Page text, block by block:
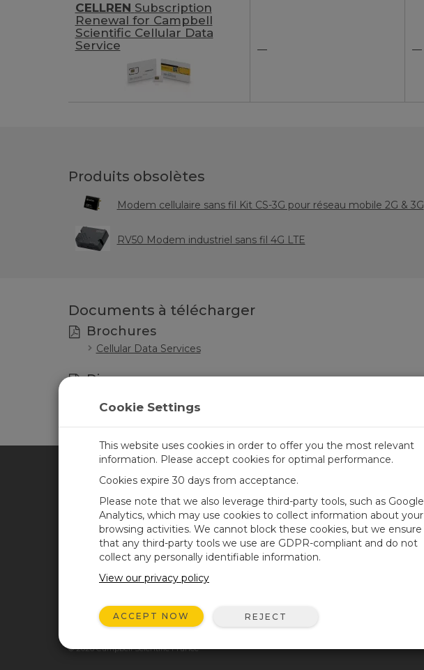
CELLREN Subscription
Renewal for Campbell
Scientific Cellular Data
Service
— —
Produits obsolètes
Modem cellulaire sans fil Kit CS-3G pour réseau mobile 2G & 3G
RV50 Modem industriel sans fil 4G LTE
Documents à télécharger
Brochures
Cellular Data Services
Divers
CAMPBELL SCIENTIFIC FRANCE
Accueil
Produits
Solutions
À propos
News
Blog de Campbell
Vidéos et didacticiels
Contact
© 2026 Campbell Scientific France
Cookie Settings
This website uses cookies in order to offer you the most relevant
information. Please accept cookies for optimal performance.
Cookies expire 30 days from acceptance.
Please note that we also leverage third-party tools, such as Google
Analytics, which may use cookies to collect information about your
browsing activities. We cannot block these cookies, but we ensure
that any third-party tools we use are GDPR-compliant and do not
collect any personally identifiable information.
View our privacy policy
ACCEPT NOW REJECT